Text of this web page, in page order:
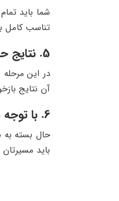
شما باید
تناسب کامل
5. نتایج حاصل از تلاش خود را بررسی کنید
در این
آن نتایج
6. با توجه به نتایج در صورت نیاز مسیر خود را تغییر دهید
حال بسته به
باید